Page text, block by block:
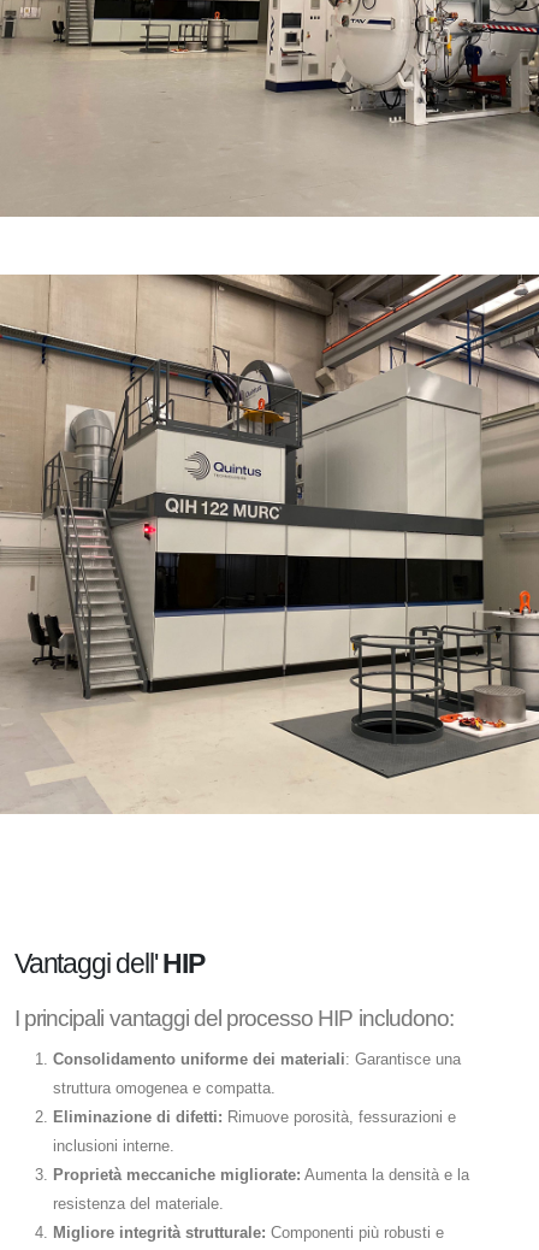
Vantaggi dell'HIP
I principali vantaggi del processo HIP includono:
Consolidamento uniforme dei materiali: Garantisce una
struttura omogenea e compatta.
Eliminazione di difetti: Rimuove porosità, fessurazioni e
inclusioni interne.
Proprietà meccaniche migliorate: Aumenta la densità e la
resistenza del materiale.
Migliore integrità strutturale: Componenti più robusti e